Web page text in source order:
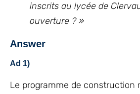
inscrits au lycée de
ouverture ? »
Answer
Ad 1)
Le programme de construction